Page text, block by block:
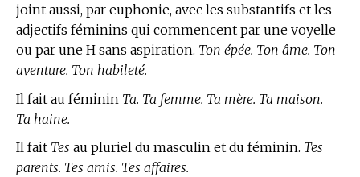
joint aussi, par euphonie, avec les substantifs et les
adjectifs féminins qui commencent par une voyelle
ou par une H sans aspiration. Ton épée. Ton âme. Ton
aventure. Ton habileté.
Il fait au féminin Ta. Ta femme. Ta mère. Ta maison.
Ta haine.
Il fait Tes au pluriel du masculin et du féminin. Tes
parents. Tes amis. Tes affaires.